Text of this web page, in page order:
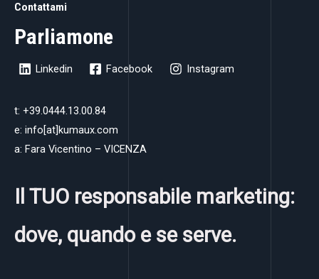
Contattami
Parliamone
Linkedin Facebook Instagram
t: +39.0444.13.00.84
e: info[at]kumaux.com
a: Fara Vicentino – VICENZA
Il TUO responsabile marketing:
dove, quando e se serve.